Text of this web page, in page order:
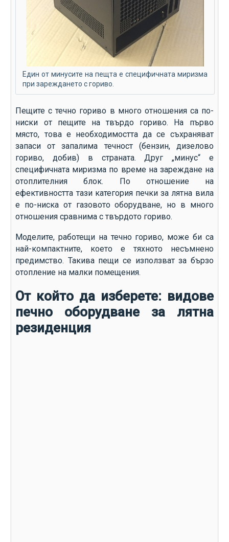
Един от минусите на пещта е специфичната миризма
при зареждането с гориво.
Пещите с течно гориво в много отношения са по-
ниски от пещите на твърдо гориво. На първо
място, това е необходимостта да се съхраняват
запаси от запалима течност (бензин, дизелово
гориво, добив) в страната. Друг „минус“ е
специфичната миризма по време на зареждане на
отоплителния блок. По отношение на
ефективността тази категория печки за лятна вила
е по-ниска от газовото оборудване, но в много
отношения сравнима с твърдото гориво.
Моделите, работещи на течно гориво, може би са
най-компактните, което е тяхното несъмнено
предимство. Такива пещи се използват за бързо
отопление на малки помещения.
От който да изберете: видове
печно оборудване за лятна
резиденция